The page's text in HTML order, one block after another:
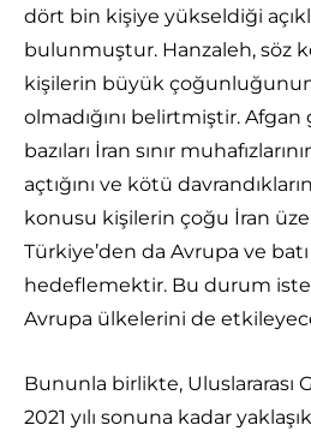
dört bin kişiye yükseldiği
bulunmuştur. Hanzaleh, söz
kişilerin büyük
olmadığını belirtmiştir.
bazıları İran sınır
açtığını ve kötü
konusu kişilerin çoğu İran
Türkiye’den da Avrupa ve
hedeflemektir. Bu durum
Avrupa ülkelerini de
Bununla birlikte, Uluslararası
2021 yılı sonuna kadar